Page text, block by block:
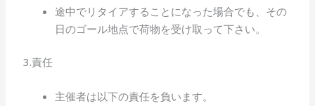
途中でリタイアすることになった場合でも、その
日のゴール地点で荷物を受け取って下さい。
3.責任
主催者は以下の責任を負います。